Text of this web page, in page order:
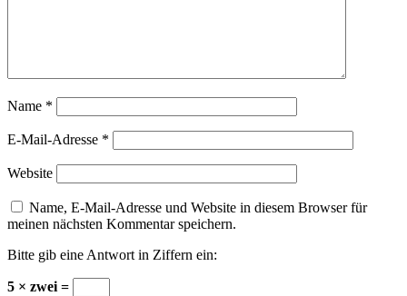
Name *
E-Mail-Adresse *
Website
Name, E-Mail-Adresse und Website in diesem Browser für
meinen nächsten Kommentar speichern.
Bitte gib eine Antwort in Ziffern ein:
5 × zwei =